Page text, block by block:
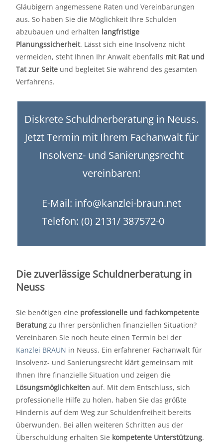
Gläubigern angemessene Raten und Vereinbarungen
aus. So haben Sie die Möglichkeit Ihre Schulden
abzubauen und erhalten langfristige
Planungssicherheit. Lässt sich eine Insolvenz nicht
vermeiden, steht Ihnen Ihr Anwalt ebenfalls mit Rat und
Tat zur Seite und begleitet Sie während des gesamten
Verfahrens.
Diskrete Schuldnerberatung in Neuss.
Jetzt Termin mit Ihrem Fachanwalt für
Insolvenz- und Sanierungsrecht
vereinbaren!
E-Mail: info@kanzlei-braun.net
Telefon: (0) 2131/ 387572-0
Die zuverlässige Schuldnerberatung in
Neuss
Sie benötigen eine professionelle und fachkompetente
Beratung zu Ihrer persönlichen finanziellen Situation?
Vereinbaren Sie noch heute einen Termin bei der
Kanzlei BRAUN in Neuss. Ein erfahrener Fachanwalt für
Insolvenz- und Sanierungsrecht klärt gemeinsam mit
Ihnen Ihre finanzielle Situation und zeigen die
Lösungsmöglichkeiten auf. Mit dem Entschluss, sich
professionelle Hilfe zu holen, haben Sie das größte
Hindernis auf dem Weg zur Schuldenfreiheit bereits
überwunden. Bei allen weiteren Schritten aus der
Überschuldung erhalten Sie kompetente Unterstützung.